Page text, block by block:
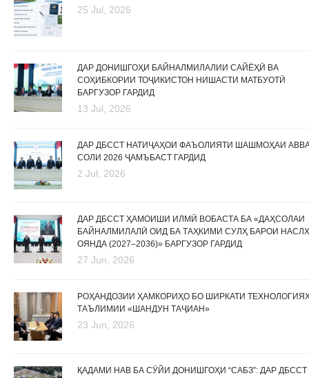
25 Jul, 2026
ДАР ДОНИШГОҲИ БАЙНАЛМИЛАЛИИ САЙЁҲӢ ВА
СОҲИБКОРИИ ТОҶИКИСТОН НИШАСТИ МАТБУОТӢ
БАРГУЗОР ГАРДИД
13 Jul, 2026
ДАР ДБССТ НАТИҶАҲОИ ФАЪОЛИЯТИ ШАШМОҲАИ
СОЛИ 2026 ҶАМЪБАСТ ГАРДИД
2 Jul, 2026
ДАР ДБССТ ҲАМОИШИ ИЛМӢ ВОБАСТА БА «ДАҲСОЛАИ
БАЙНАЛМИЛАЛӢ ОИД БА ТАҲКИМИ СУЛҲ БАРОИ
ОЯНДА (2027–2036)» БАРГУЗОР ГАРДИД
27 Jun, 2026
РОҲАНДОЗИИ ҲАМКОРИҲО БО ШИРКАТИ
ТАЪЛИМИИ «ШАНДУН ТАҶИАН»
23 Jun, 2026
ҚАДАМИ НАВ БА СӮЙИ ДОНИШГОҲИ “САБЗ”: ДАР ДБССТ